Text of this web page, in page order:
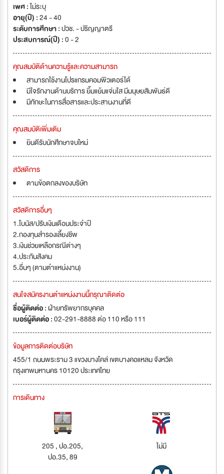
เพศ :ไม่ระบุ
อายุ(ปี) :24 - 40
ระดับการศึกษา :ปวช. - ปริญญาตรี
ประสบการณ์(ปี) :0 - 2
คุณสมบัติด้านความรู้และความสามารถ
สามารถใช้งานโปรแกรมคอมพิวเตอร์ได้
มีใจรักงานด้านบริการ ยิ้มแย้มแจ่มใส มีมนุษยสัมพันธ์ดี
มีทักษะในการสื่อสารและประสานงานที่ดี
คุณสมบัติเพิ่มเติม
ยินดีรับนักศึกษาจบใหม่
สวัสดิการ
ตามข้อตกลงของบริษัท
สวัสดิการอื่นๆ
1.โบนัส/ปรับเงินเดือนประจำปี
2.กองทุนสำรองเลี้ยงชีพ
3.เงินช่วยเหลือกรณีต่างๆ
4.ประกันสังคม
5.อื่นๆ (ตามตำแหน่งงาน)
สนใจสมัครงานตำแหน่งงานนี้กรุณาติดต่อ
ชื่อผู้ติดต่อ :ฝ่ายทรัพยากรบุคคล
เบอร์ผู้ติดต่อ :02-291-8888 ต่อ 110 หรือ 111
ข้อมูลการติดต่อบริษัท
455/1 ถนนพระราม 3 แขวงบางโคล่ เขตบางคอแหลม จังหวัด
กรุงเทพมหานคร 10120 ประเทศไทย
การเดินทาง
205 , ปอ.205,
ปอ.35, 89
ไม่มี